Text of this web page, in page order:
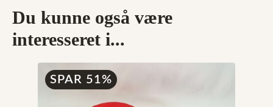
Du kunne også være
interesseret i...
SPAR 51%